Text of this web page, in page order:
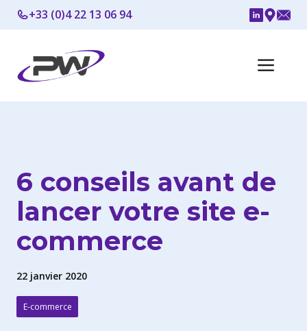
Aller
au
+33 (0)4 22 13 06 94
6 conseils avant de
lancer votre site e-
commerce
22 janvier 2020
E-commerce